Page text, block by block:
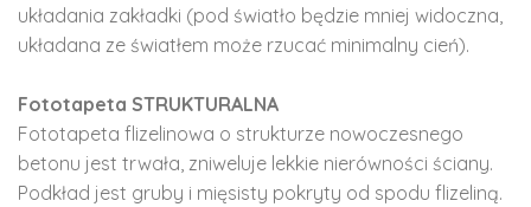
układania zakładki (pod światło będzie mniej widoczna,
układana ze światłem może rzucać minimalny cień).
Fototapeta STRUKTURALNA
Fototapeta flizelinowa o strukturze nowoczesnego
betonu jest trwała, zniweluje lekkie nierówności ściany.
Podkład jest gruby i mięsisty pokryty od spodu flizeliną.